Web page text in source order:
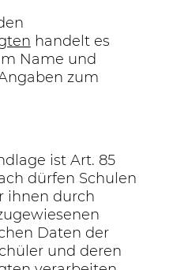
handelt es
Name und
zum
ist Art. 85
dürfen Schulen
ihnen durch
Daten der
und deren